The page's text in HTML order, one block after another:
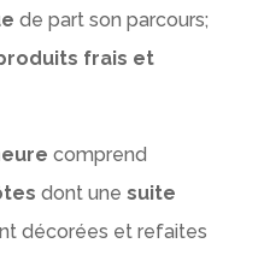
de part son parcours;
frais et
comprend
dont une suite
décorées et refaites